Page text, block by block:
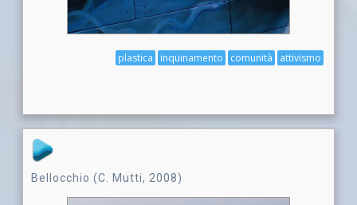
attivismo
comunità
inquinamento
plastica
Bellocchio (C. Mutti, 2008)